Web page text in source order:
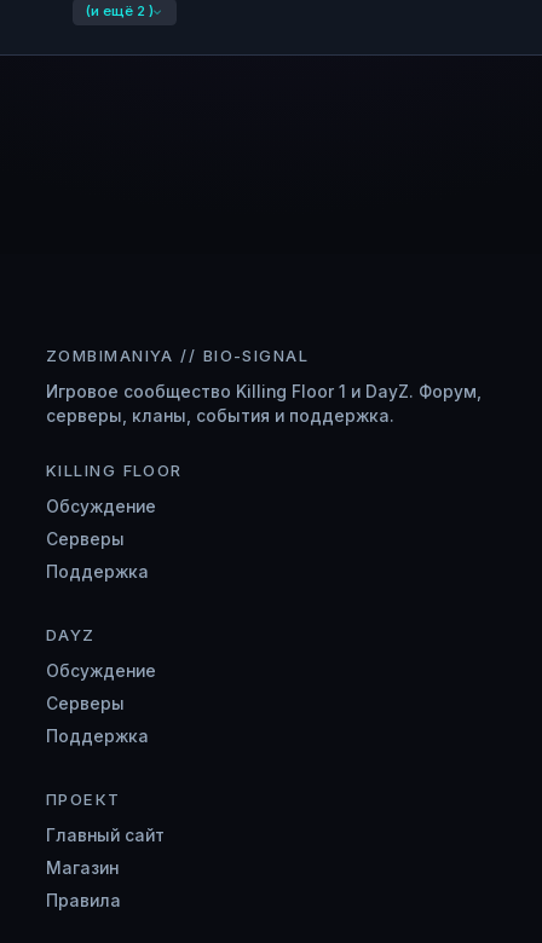
(и ещё 2 )
ZOMBIMANIYA // BIO-SIGNAL
Игровое сообщество Killing Floor 1 и DayZ. Форум,
серверы, кланы, события и поддержка.
KILLING FLOOR
Обсуждение
Серверы
Поддержка
DAYZ
Обсуждение
Серверы
Поддержка
ПРОЕКТ
Главный сайт
Магазин
Правила